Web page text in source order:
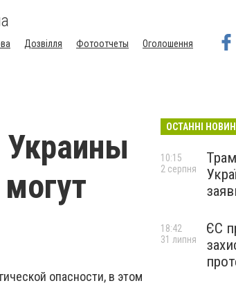
Дозвілля Фотоотчеты
Оголошення
Украины
опасности, в этом
ОСТАННІ
10:15
2 серпня
ЄС
18:42
31 липня